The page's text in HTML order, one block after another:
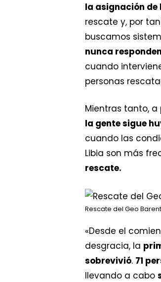
la asignación
rescate y, por
buscamos
nunca responden
cuando
personas
Mientras tanto,
la gente sigue
cuando las
Libia son más
rescate.
Rescate del Geo
«Desde el
desgracia, la
sobrevivió. 71
llevando a cabo